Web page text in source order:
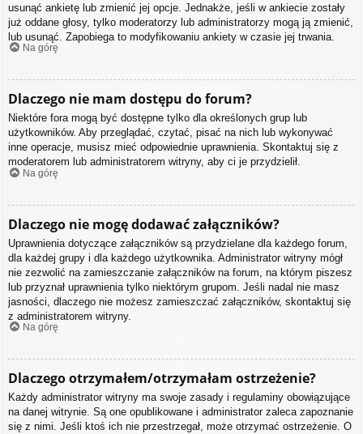
usunąć ankietę lub zmienić jej opcje. Jednakże, jeśli w ankiecie zostały
już oddane głosy, tylko moderatorzy lub administratorzy mogą ją zmienić,
lub usunąć. Zapobiega to modyfikowaniu ankiety w czasie jej trwania.
Na górę
Dlaczego nie mam dostępu do forum?
Niektóre fora mogą być dostępne tylko dla określonych grup lub
użytkowników. Aby przeglądać, czytać, pisać na nich lub wykonywać
inne operacje, musisz mieć odpowiednie uprawnienia. Skontaktuj się z
moderatorem lub administratorem witryny, aby ci je przydzielił.
Na górę
Dlaczego nie mogę dodawać załączników?
Uprawnienia dotyczące załączników są przydzielane dla każdego forum,
dla każdej grupy i dla każdego użytkownika. Administrator witryny mógł
nie zezwolić na zamieszczanie załączników na forum, na którym piszesz
lub przyznał uprawnienia tylko niektórym grupom. Jeśli nadal nie masz
jasności, dlaczego nie możesz zamieszczać załączników, skontaktuj się
z administratorem witryny.
Na górę
Dlaczego otrzymałem/otrzymałam ostrzeżenie?
Każdy administrator witryny ma swoje zasady i regulaminy obowiązujące
na danej witrynie. Są one opublikowane i administrator zaleca zapoznanie
się z nimi. Jeśli ktoś ich nie przestrzegał, może otrzymać ostrzeżenie. O